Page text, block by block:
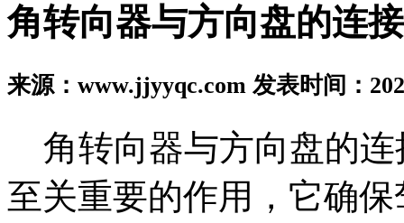
角转向器与方向盘的连
来源：www.jjyyqc.com 发表时间：
角转向器与方向盘的连
至关重要的作用，它确